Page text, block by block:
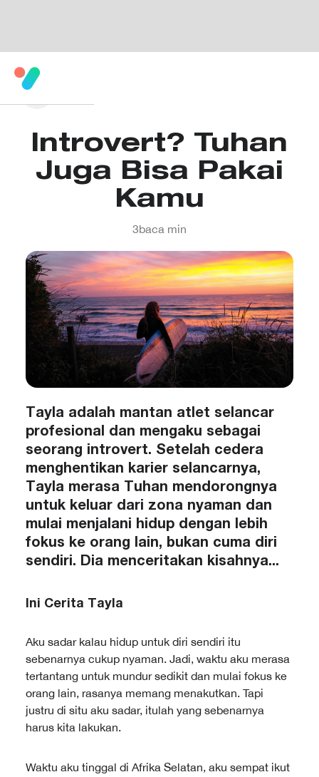
Introvert? Tuhan
Juga Bisa Pakai
Kamu
3baca min
Tayla adalah mantan atlet selancar
profesional dan mengaku sebagai
seorang introvert. Setelah cedera
menghentikan karier selancarnya,
Tayla merasa Tuhan mendorongnya
untuk keluar dari zona nyaman dan
mulai menjalani hidup dengan lebih
fokus ke orang lain, bukan cuma diri
sendiri. Dia menceritakan kisahnya...
Ini Cerita Tayla
Aku sadar kalau hidup untuk diri sendiri itu
sebenarnya cukup nyaman. Jadi, waktu aku merasa
tertantang untuk mundur sedikit dan mulai fokus ke
orang lain, rasanya memang menakutkan. Tapi
justru di situ aku sadar, itulah yang sebenarnya
harus kita lakukan.
Waktu aku tinggal di Afrika Selatan, aku sempat ikut